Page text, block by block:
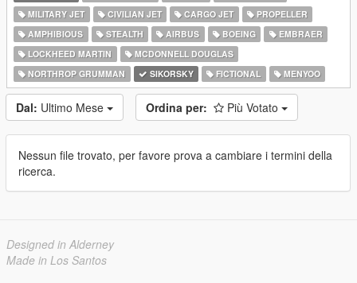
MILITARY JET
CIVILIAN JET CARGO JET
PROPELLER
AMPHIBIOUS
STEALTH AIRBUS BOEING
EMBRAER
LOCKHEED MARTIN
MCDONNELL DOUGLAS
NORTHROP GRUMMAN
SIKORSKY FICTIONAL MENYOO
Dal: Ultimo Mese Ordina per: Più Votato
Nessun file trovato, per favore prova a cambiare i termini della
ricerca.
Designed in Alderney
Made in Los Santos